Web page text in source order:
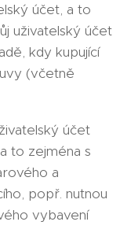
účet, a to
uživatelský účet
kdy kupující
(včetně
účet
to zejména s
a
popř. nutnou
vybavení